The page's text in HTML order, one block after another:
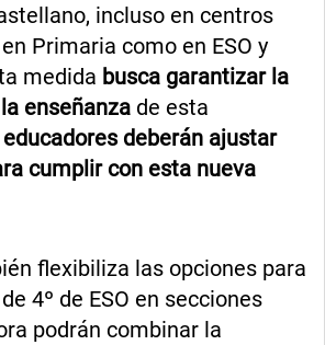
incluso en centros
Primaria como en ESO y
medida busca garantizar la
enseñanza de esta
educadores deberán ajustar
cumplir con esta nueva
flexibiliza las opciones para
4º de ESO en secciones
podrán combinar la